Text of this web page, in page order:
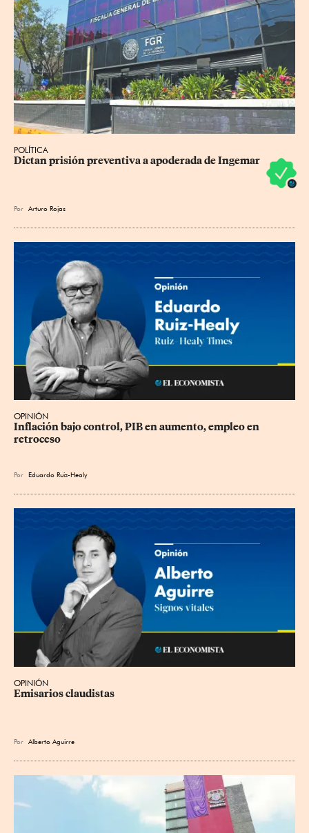
POLÍTICA
Dictan prisión preventiva a apoderada de Ingemar
Por Arturo Rojas
OPINIÓN
Inflación bajo control, PIB en aumento, empleo en
retroceso
Por Eduardo Ruiz-Healy
OPINIÓN
Emisarios claudistas
Por Alberto Aguirre